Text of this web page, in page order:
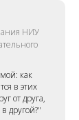
НИУ
как
в этих
от друга,
другой?"